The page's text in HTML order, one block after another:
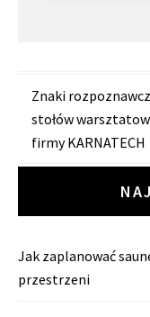
Zobacz
wpisy
Znaki
stołów
firmy KARNATECH
Jak zaplanować
przestrzeni